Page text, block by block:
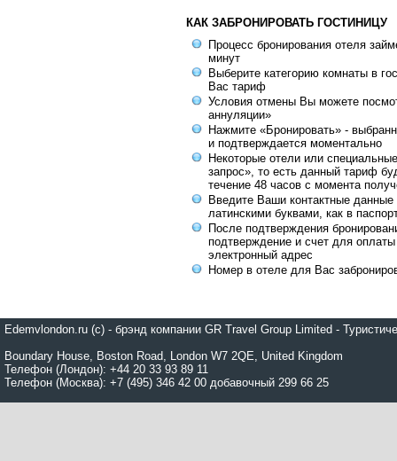
КАК ЗАБРОНИРОВАТЬ ГОСТИНИЦУ
Процесс бронирования отеля
минут
Выберите категорию комнаты в
Вас тариф
Условия отмены Вы можете
аннуляции»
Нажмите «Бронировать» -
и подтверждается моментально
Некоторые отели или
запрос», то есть данный тариф
течение 48 часов с момента
Введите Ваши контактные данные
латинскими буквами, как в
После подтверждения
подтверждение и счет для
электронный адрес
Номер в отеле для Вас
Edemvlondon.ru (c) - брэнд компании GR Travel Group Limited -
Boundary House, Boston Road, London W7 2QE, United Kingdom
Телефон (Лондон): +44 20 33 93 89 11
Телефон (Москва): +7 (495) 346 42 00 добавочный 299 66 25